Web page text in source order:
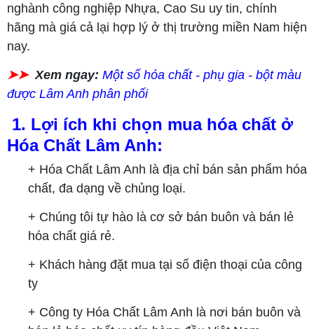
nghành công nghiệp Nhựa, Cao Su uy tin, chính
hãng mà giá cả lại hợp lý ở thị trường miền Nam hiện
nay.
➤➤ Xem ngay: Một số hóa chất - phụ gia - bột màu
được Lâm Anh phân phối
1. Lợi ích khi chọn mua hóa chất ở
Hóa Chất Lâm Anh:
+ Hóa Chất Lâm Anh là địa chỉ bán sản phẩm hóa
chất, đa dạng về chủng loại.
+ Chúng tôi tự hào là cơ sở bán buôn và bán lẻ
hóa chất giá rẻ.
+ Khách hàng đặt mua tại số điện thoại của công
ty
+ Công ty Hóa Chất Lâm Anh là nơi bán buôn và